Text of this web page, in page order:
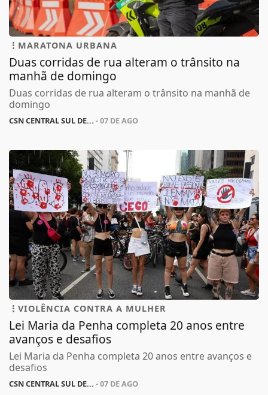
MARATONA URBANA
Duas corridas de rua alteram o trânsito na
manhã de domingo
Duas corridas de rua alteram o trânsito na manhã de
domingo
CSN CENTRAL SUL DE... - 07 DE AGO
VIOLÊNCIA CONTRA A MULHER
Lei Maria da Penha completa 20 anos entre
avanços e desafios
Lei Maria da Penha completa 20 anos entre avanços e
desafios
CSN CENTRAL SUL DE... - 07 DE AGO